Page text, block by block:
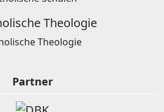
Theologie
Partner